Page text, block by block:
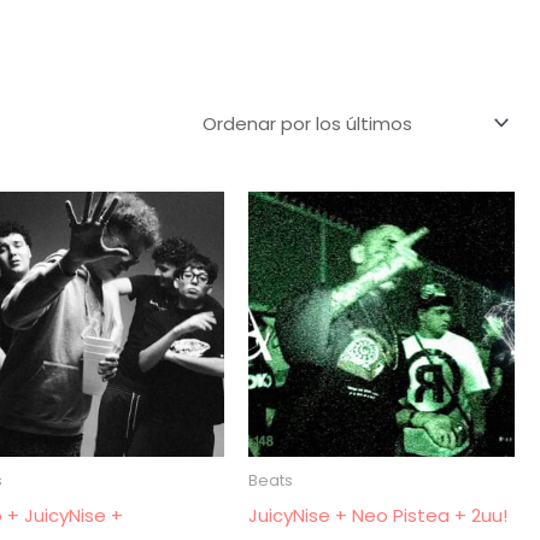
+ JuicyNise +
Beats
JuicyNise + Neo Pistea + 2uu!